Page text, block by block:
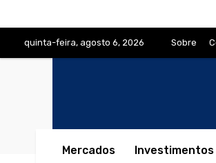
quinta-feira, agosto 6, 2026 Sobre
Mercados Investimentos